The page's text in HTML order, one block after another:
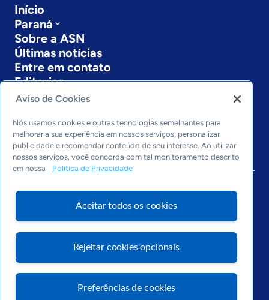
Início
Paraná
Sobre a ASN
Últimas notícias
Entre em contato
Editorias
Economia & Política
Inovação & Tecnologia
Cultura empreendedora
Dados
Arquivo
Aviso de Cookies
Nós usamos cookies e outras tecnologias semelhantes para
melhorar a sua experiência em nossos serviços, personalizar
publicidade e recomendar conteúdo de seu interesse. Ao utilizar
nossos serviços, você concorda com tal monitoramento descrito
em nossa
Política de Privacidade
Aceitar todos os cookies
Rejeitar cookies opcionais
Preferências de cookies